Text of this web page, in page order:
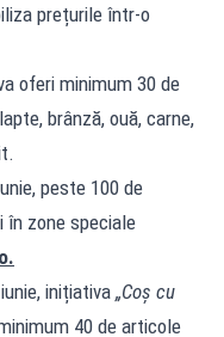
prețurile într-o
oferi minimum 30 de
brânză, ouă, carne,
peste 100 de
zone speciale
inițiativa „Coș cu
40 de articole